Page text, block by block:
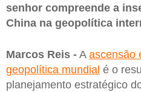
senhor compreende a
China na geopolítica
Marcos Reis - A ascensão
geopolítica mundial é o
planejamento estratégico